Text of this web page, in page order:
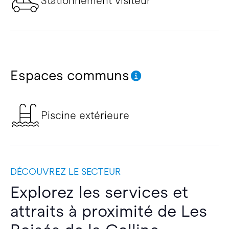
Espaces communs
Piscine extérieure
DÉCOUVREZ LE SECTEUR
Explorez les services et
attraits à proximité de Les